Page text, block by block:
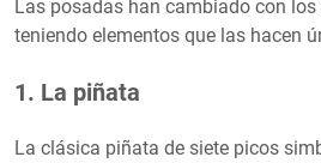
Las posadas han cambiado con los
teniendo elementos que las hacen
1. La piñata
La clásica piñata de siete picos